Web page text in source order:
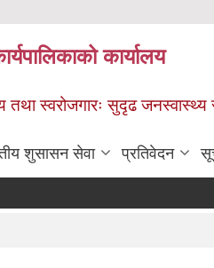
कार्यालय
तथा स्वरोजगारः सुदृढ
शुसासन सेवा प्रतिवेदन